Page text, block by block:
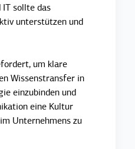
IT sollte das
unterstützen und
um klare
Wissenstransfer in
einzubinden und
eine Kultur
Unternehmens zu